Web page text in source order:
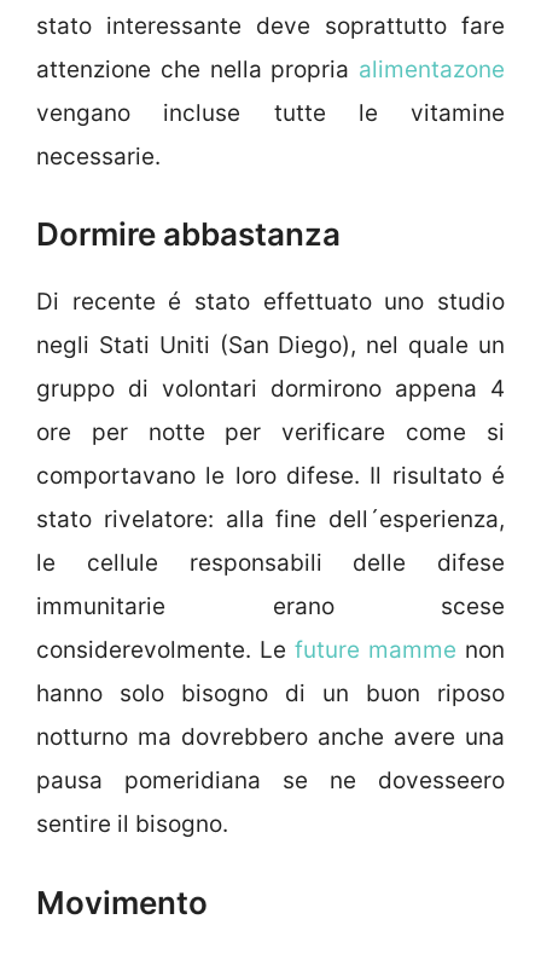
stato interessante deve soprattutto fare
attenzione che nella propria alimentazone
vengano incluse tutte le vitamine
necessarie.
Dormire abbastanza
Di recente é stato effettuato uno studio
negli Stati Uniti (San Diego), nel quale un
gruppo di volontari dormirono appena 4
ore per notte per verificare come si
comportavano le loro difese. Il risultato é
stato rivelatore: alla fine dell´esperienza,
le cellule responsabili delle difese
immunitarie erano scese
considerevolmente. Le future mamme non
hanno solo bisogno di un buon riposo
notturno ma dovrebbero anche avere una
pausa pomeridiana se ne dovesseero
sentire il bisogno.
Movimento